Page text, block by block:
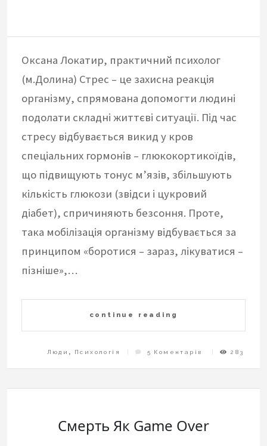
Оксана Локатир, практичний психолог
(м.Долина) Стрес – це захисна реакція
організму, спрямована допомогти людині
подолати складні життєві ситуації. Під час
стресу відбувається викид у кров
спеціальних гормонів – глюкокортикоїдів,
що підвищують тонус м’язів, збільшують
кількість глюкози (звідси і цукровий
діабет), спричиняють безсоння. Проте,
така мобілізація організму відбувається за
принципом «боротися – зараз, лікуватися –
пізніше»,…
continue reading
Люди , Психологія 5 Коментарів
До
Порятунок
–
Потопаючих
283
Смерть Як Game Over